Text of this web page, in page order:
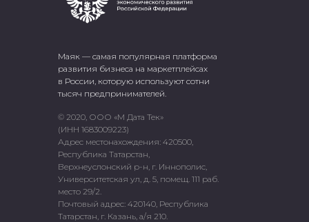
Маяк — самая популярная платформа
развития бизнеса на маркетплейсах
в России, которую используют сотни
тысяч предпринимателей.
© 2020, ООО «М Дата Тек»
(ИНН 1683009223)
Адрес местонахождения: 420500,
Республика Татарстан,
Верхнеуслонский р-н, г. Иннополис,
Университетская ул, д. 5, помещ. 111 раб.
место 29/2.
Почтовый адрес: 420140, Республика
Татарстан, г. Казань, а/я 210.